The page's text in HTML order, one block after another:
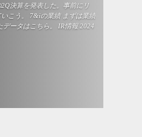
決算を発表した。事前にリ
こう。 7&iの業績 まずは業績
ータはこちら。 IR情報 2024